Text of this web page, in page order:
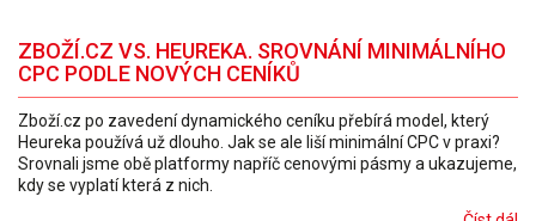
ZBOŽÍ.CZ VS. HEUREKA. SROVNÁNÍ MINIMÁLNÍHO
CPC PODLE NOVÝCH CENÍKŮ
Zboží.cz po zavedení dynamického ceníku přebírá model, který
Heureka používá už dlouho. Jak se ale liší minimální CPC v praxi?
Srovnali jsme obě platformy napříč cenovými pásmy a ukazujeme,
kdy se vyplatí která z nich.